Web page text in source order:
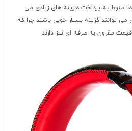
منوط به پرداخت هزینه های زیادی می
توانند گزینه بسیار خوبی باشند چرا که
قیمت مقرون به صرفه ای نیز دارند.